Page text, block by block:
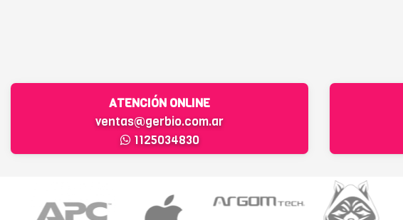
ATENCIÓN ONLINE
ventas@gerbio.com.ar
1125034830